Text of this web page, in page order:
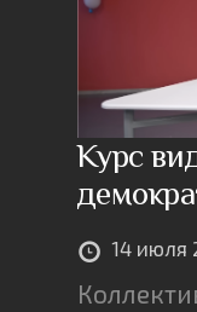
Курс
14 июля